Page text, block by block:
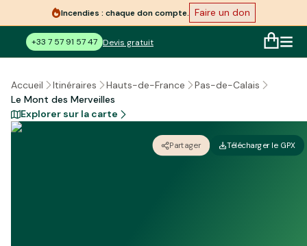
Incendies : chaque don compte. Faire un don
+33 7 57 91 57 47 Devis gratuit
Accueil Itinéraires Hauts-de-France
Pas-de-Calais
Le Mont des Merveilles
Explorer sur la carte
Partager Télécharger le GPX